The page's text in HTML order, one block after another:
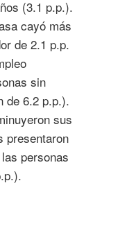
(3.1 p.p.).
cayó más
de 2.1 p.p.
sin
de 6.2 p.p.).
sus
presentaron
personas